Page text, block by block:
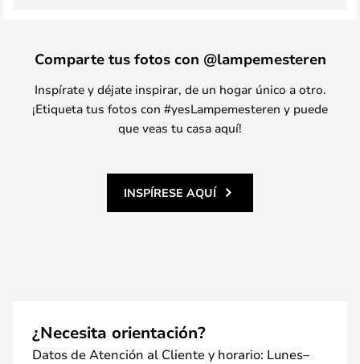
Comparte tus fotos con @lampemesteren
Inspírate y déjate inspirar, de un hogar único a otro.
¡Etiqueta tus fotos con #yesLampemesteren y puede
que veas tu casa aquí!
INSPÍRESE AQUÍ
¿Necesita orientación?
Datos de Atención al Cliente y horario: Lunes–